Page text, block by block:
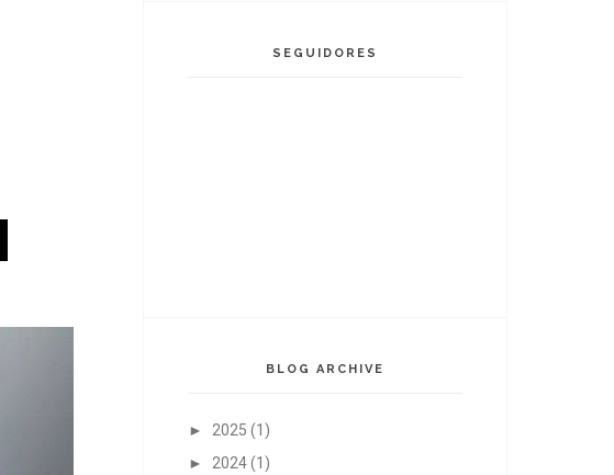
SEGUIDORES
BLOG ARCHIVE
► 2025 (1)
► 2024(1)